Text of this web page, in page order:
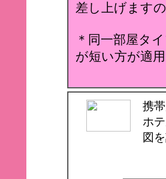
差し上げます
＊同一部屋タ
が短い方が適
携
ホ
図